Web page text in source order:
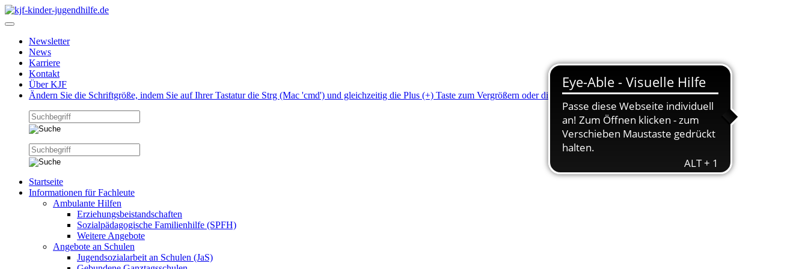
Newsletter
News
Karriere
Kontakt
Über KJF
Ändern Sie die Schriftgröße, indem Sie auf Ihrer Tastatur die Strg (Mac 'cmd') und gleichzeitig die Plus (+) Taste zum Vergrößern oder die Minus (-) Taste zum Verkleinern drücken.
Startseite
Informationen für Fachleute
Ambulante Hilfen
Erziehungsbeistandschaften
Sozialpädagogische Familienhilfe (SPFH)
Weitere Angebote
Angebote an Schulen
Jugendsozialarbeit an Schulen (JaS)